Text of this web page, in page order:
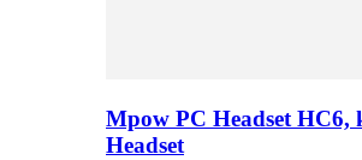
Mpow PC Headset HC6,
Headset